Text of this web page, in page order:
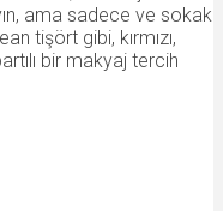
ama sadece ve sokak
tişört gibi, kırmızı,
bir makyaj tercih